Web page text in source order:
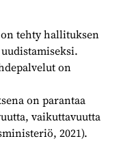
tehty hallituksen
on
on parantaa
vaikuttavuutta
2021).